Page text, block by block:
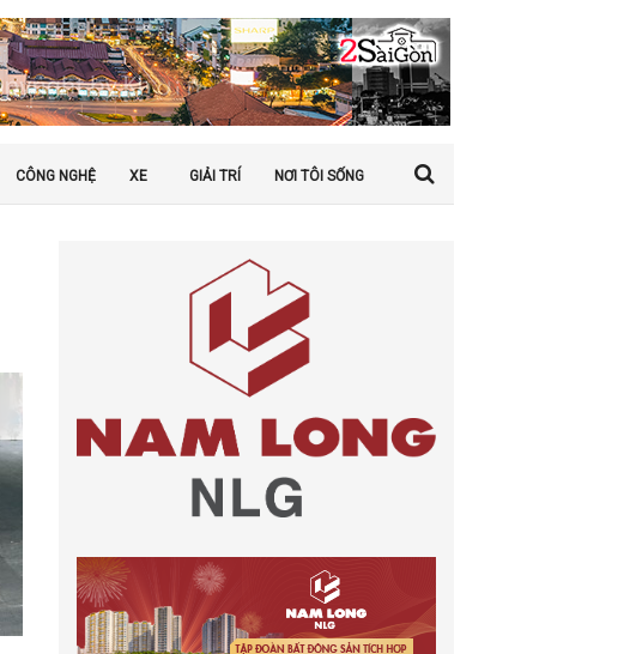
CÔNG NGHỆ XE GIẢI TRÍ NƠI TÔI SỐNG